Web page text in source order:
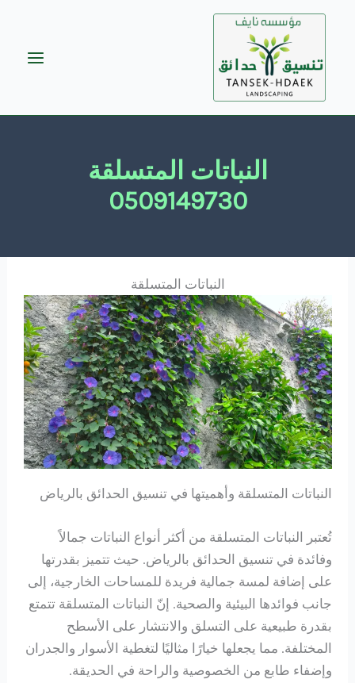
تخطي
النباتات المتسلقة
0509149730
النباتات المتسلقة
النباتات المتسلقة وأهميتها في تنسيق الحدائق بالرياض
تُعتبر النباتات المتسلقة من أكثر أنواع النباتات جمالاً
وفائدة في تنسيق الحدائق بالرياض. حيث تتميز بقدرتها
على إضافة لمسة جمالية فريدة للمساحات الخارجية، إلى
جانب فوائدها البيئية والصحية. إنّ النباتات المتسلقة تتمتع
بقدرة طبيعية على التسلق والانتشار على الأسطح
المختلفة. مما يجعلها خيارًا مثاليًا لتغطية الأسوار والجدران
وإضفاء طابع من الخصوصية والراحة في الحديقة.